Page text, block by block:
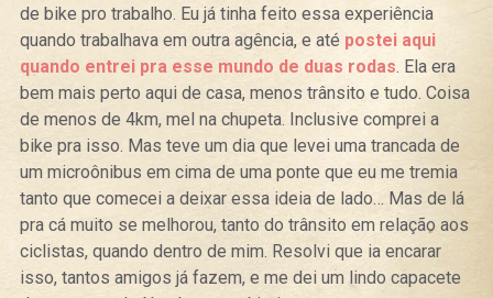
de bike pro trabalho. Eu já tinha feito essa experiência
quando trabalhava em outra agência, e até postei aqui
quando entrei pra esse mundo de duas rodas. Ela era
bem mais perto aqui de casa, menos trânsito e tudo. Coisa
de menos de 4km, mel na chupeta. Inclusive comprei a
bike pra isso. Mas teve um dia que levei uma trancada de
um microônibus em cima de uma ponte que eu me tremia
tanto que comecei a deixar essa ideia de lado… Mas de lá
pra cá muito se melhorou, tanto do trânsito em relação aos
ciclistas, quando dentro de mim. Resolvi que ia encarar
isso, tantos amigos já fazem, e me dei um lindo capacete